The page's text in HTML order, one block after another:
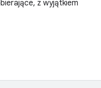
z wyjątkiem